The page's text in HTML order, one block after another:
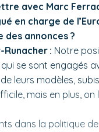
avec Marc
en charge de
annonces ?
Runacher : Notre
qui se sont engagés
leurs modèles,
mais en plus, on
dans la politique